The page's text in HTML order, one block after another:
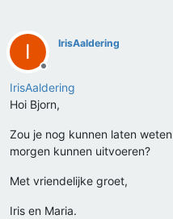
I
Offline
IrisAaldering
IrisAaldering
Hoi Bjorn,
Zou je nog kunnen laten
morgen kunnen uitvoeren?
Met vriendelijke groet,
Iris en Maria.